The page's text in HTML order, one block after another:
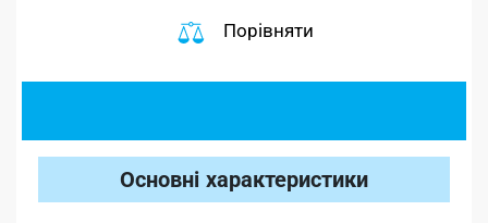
Порівняти
Основні характеристики